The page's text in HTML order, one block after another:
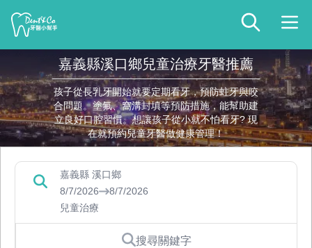
嘉義縣溪口鄉兒童治療牙醫推薦
孩子從長乳牙開始就要定期看牙，預防蛀牙與咬
合問題。塗氟、窩溝封填等預防措施，能幫助建
立良好口腔習慣。想讓孩子從小就不怕看牙? 現
在就預約兒童牙醫做健康管理！
嘉義縣 溪口鄉
8/7/2026
8/7/2026
兒童治療
搜尋關鍵字